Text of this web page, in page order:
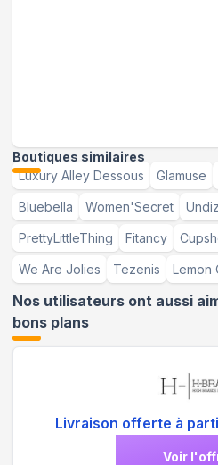
Boutiques similaires
Luxury Alley Dessous
Glamuse
Bluebella Women'Secret Undiz
PrettyLittleThing Fitancy
We Are Jolies Tezenis Lemon
Nos utilisateurs ont aussi
bons plans
Livraison offerte à
Voir